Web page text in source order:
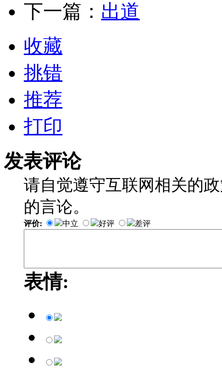
下一篇： 出道
收藏
挑错
推荐
打印
发表评论
请自觉遵守互联网相关的
的言论。
评价: 中立 好评 差评
表情: